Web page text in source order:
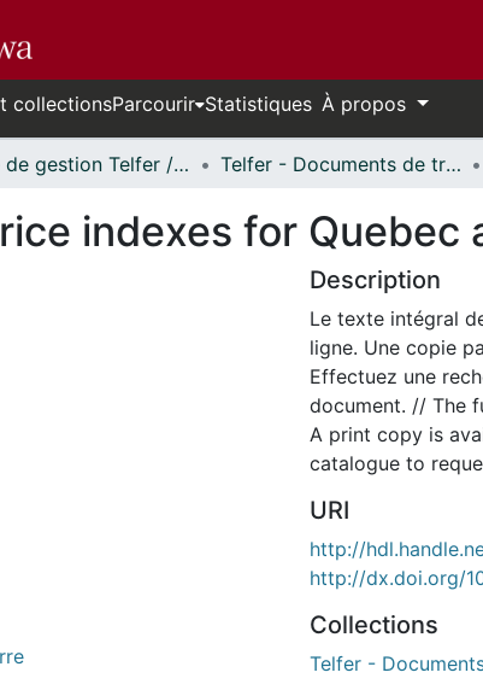
collectionsParcourir Statistiques À propos
École de gestion Telfer // Telfer School of Management Telfer - Documents de travail // Telfer - Working Papers
indexes for Quebec
Description
Le texte intégral
ligne. Une copie
Effectuez une
document. // The
A print copy is
catalogue to
URI
http://
http://dx.doi.org/
Collections
Telfer -